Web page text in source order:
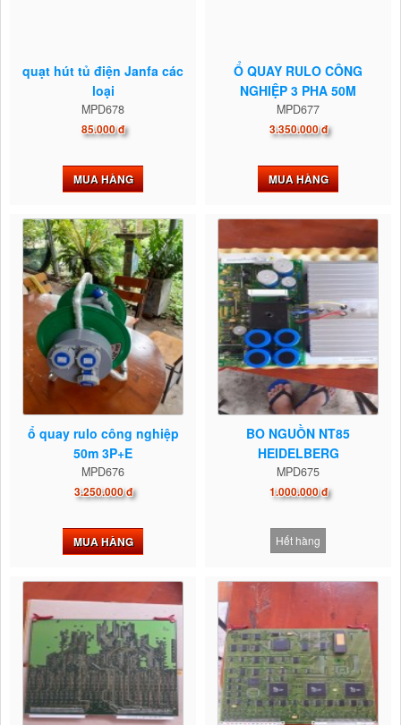
quạt hút tủ điện Janfa các
loại
MPD678
85.000 đ
MUA HÀNG
Ổ QUAY RULO CÔNG
NGHIỆP 3 PHA 50M
MPD677
3.350.000 đ
MUA HÀNG
ổ quay rulo công nghiệp
50m 3P+E
MPD676
3.250.000 đ
MUA HÀNG
BO NGUỒN NT85
HEIDELBERG
MPD675
1.000.000 đ
Hết hàng